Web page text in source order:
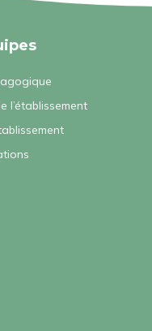
l’établissement